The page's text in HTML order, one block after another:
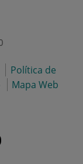
Política de
Mapa Web
Enlace